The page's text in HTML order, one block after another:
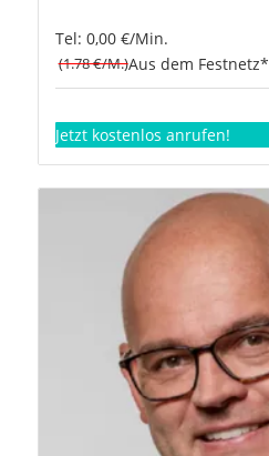
Tel: 0,00 €/Min.
(1.78 €/M.)Aus dem Festnetz*
Jetzt kostenlos anrufen!